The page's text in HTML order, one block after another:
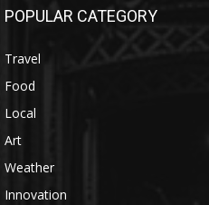
POPULAR CATEGORY
Travel
Food
Local
Art
Weather
Innovation